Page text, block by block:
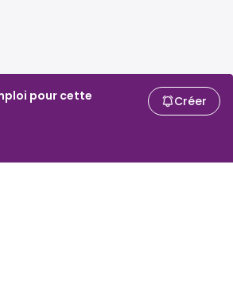
pour cette
Créer